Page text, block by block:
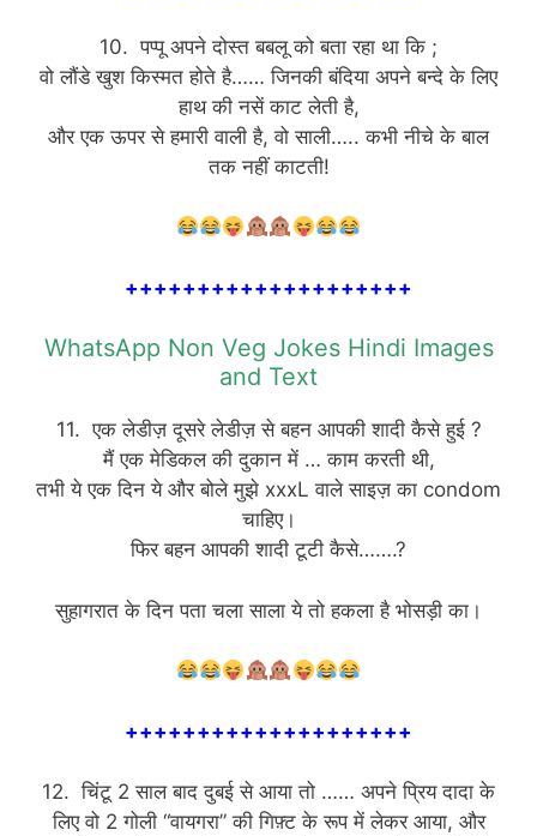
10. पप्पू अपने दोस्त बबलू को बता रहा था कि ;
वो लौंडे खुश किस्मत होते है…… जिनकी बंदिया अपने बन्दे के लिए
हाथ की नसें काट लेती है,
और एक ऊपर से हमारी वाली है, वो साली….. कभी नीचे के बाल
तक नहीं काटती!
++++++++++++++++++++
WhatsApp Non Veg Jokes Hindi Images
and Text
11. एक लेडीज़ दूसरे लेडीज़ से बहन आपकी शादी कैसे हुई ?
मैं एक मेडिकल की दुकान में … काम करती थी,
तभी ये एक दिन ये और बोले मुझे xxxL वाले साइज़ का condom
चाहिए।
फिर बहन आपकी शादी टूटी कैसे…….?
सुहागरात के दिन पता चला साला ये तो हकला है भोसड़ी का।
++++++++++++++++++++
12. चिंटू 2 साल बाद दुबई से आया तो …… अपने प्रिय दादा के
लिए वो 2 गोली “वायगरा” की गिफ़्ट के रूप में लेकर आया, और